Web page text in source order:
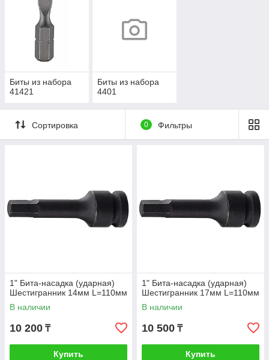
Биты из набора
41421
Биты из набора
4401
Сортировка 0 Фильтры
1" Бита-насадка (ударная)
Шестигранник 14мм L=110мм
В наличии
10 200 ₸
Купить
1" Бита-насадка (ударная)
Шестигранник 17мм L=110мм
В наличии
10 500 ₸
Купить